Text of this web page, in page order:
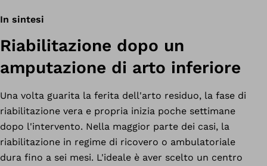
In sintesi
Riabilitazione dopo un
amputazione di arto inferiore
Una volta guarita la ferita dell'arto residuo, la fase di
riabilitazione vera e propria inizia poche settimane
dopo l'intervento. Nella maggior parte dei casi, la
riabilitazione in regime di ricovero o ambulatoriale
dura fino a sei mesi. L'ideale è aver scelto un centro